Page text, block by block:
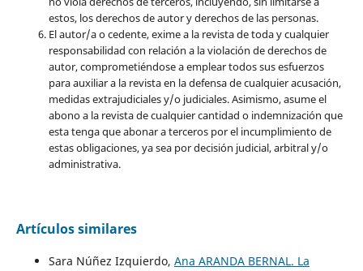
estos, los derechos de autor y derechos de las personas.
El autor/a o cedente, exime a la revista de toda y cualquier
responsabilidad con relación a la violación de derechos de
autor, comprometiéndose a emplear todos sus esfuerzos
para auxiliar a la revista en la defensa de cualquier acusación,
medidas extrajudiciales y/o judiciales. Asimismo, asume el
abono a la revista de cualquier cantidad o indemnización que
esta tenga que abonar a terceros por el incumplimiento de
estas obligaciones, ya sea por decisión judicial, arbitral y/o
administrativa.
Artículos similares
Sara Núñez Izquierdo, Ana ARANDA BERNAL. La